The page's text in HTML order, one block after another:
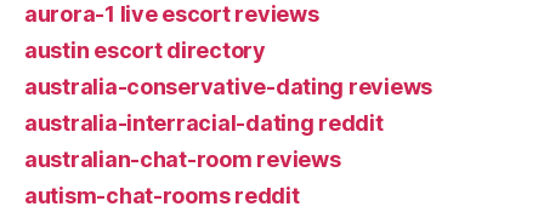
aurora-1 live escort reviews
austin escort directory
australia-conservative-dating reviews
australia-interracial-dating reddit
australian-chat-room reviews
autism-chat-rooms reddit